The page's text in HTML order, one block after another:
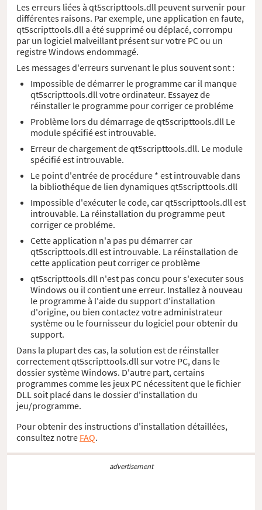
Les erreurs liées à qt5scripttools.dll peuvent survenir pour
différentes raisons. Par exemple, une application en faute,
qt5scripttools.dll a été supprimé ou déplacé, corrompu
par un logiciel malveillant présent sur votre PC ou un
registre Windows endommagé.
Les messages d'erreurs survenant le plus souvent sont :
Impossible de démarrer le programme car il manque
qt5scripttools.dll votre ordinateur. Essayez de
réinstaller le programme pour corriger ce probléme
Problème lors du démarrage de qt5scripttools.dll Le
module spécifié est introuvable.
Erreur de chargement de qt5scripttools.dll. Le module
spécifié est introuvable.
Le point d'entrée de procédure * est introuvable dans
la bibliothéque de lien dynamiques qt5scripttools.dll
Impossible d'exécuter le code, car qt5scripttools.dll est
introuvable. La réinstallation du programme peut
corriger ce probléme.
Cette application n'a pas pu démarrer car
qt5scripttools.dll est introuvable. La réinstallation de
cette application peut corriger ce problème
qt5scripttools.dll n'est pas concu pour s'executer sous
Windows ou il contient une erreur. Installez à nouveau
le programme à l'aide du support d'installation
d'origine, ou bien contactez votre administrateur
système ou le fournisseur du logiciel pour obtenir du
support.
Dans la plupart des cas, la solution est de réinstaller
correctement qt5scripttools.dll sur votre PC, dans le
dossier système Windows. D'autre part, certains
programmes comme les jeux PC nécessitent que le fichier
DLL soit placé dans le dossier d'installation du
jeu/programme.
Pour obtenir des instructions d'installation détaillées,
consultez notre FAQ.
advertisement